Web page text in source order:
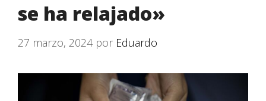
se ha relajado»
27 marzo, 2024 por Eduardo